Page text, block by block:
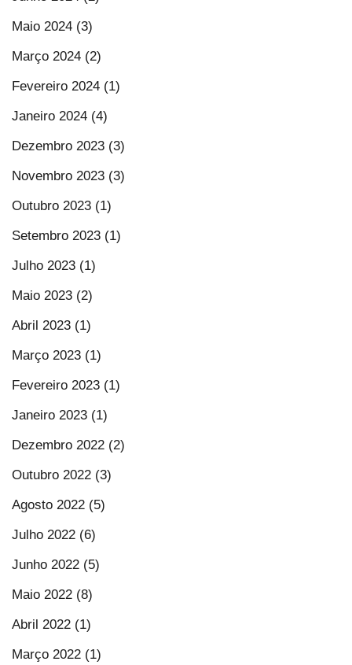
Maio 2024 (3)
Março 2024 (2)
Fevereiro 2024 (1)
Janeiro 2024 (4)
Dezembro 2023 (3)
Novembro 2023 (3)
Outubro 2023 (1)
Setembro 2023 (1)
Julho 2023 (1)
Maio 2023 (2)
Abril 2023 (1)
Março 2023 (1)
Fevereiro 2023 (1)
Janeiro 2023 (1)
Dezembro 2022 (2)
Outubro 2022 (3)
Agosto 2022 (5)
Julho 2022 (6)
Junho 2022 (5)
Maio 2022 (8)
Abril 2022 (1)
Março 2022 (1)